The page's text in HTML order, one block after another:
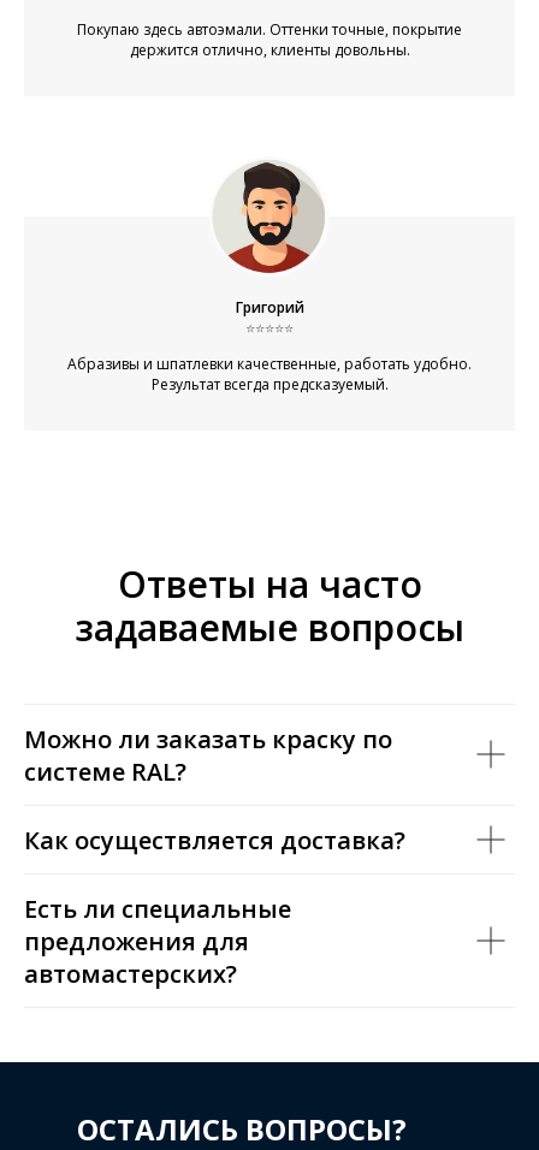
Покупаю здесь автоэмали. Оттенки точные, покрытие
держится отлично, клиенты довольны.
Григорий
⭐⭐⭐⭐⭐
Абразивы и шпатлевки качественные, работать удобно.
Результат всегда предсказуемый.
Ответы на часто
задаваемые вопросы
Можно ли заказать краску по
системе RAL?
Как осуществляется доставка?
Есть ли специальные
предложения для
автомастерских?
ОСТАЛИСЬ ВОПРОСЫ?